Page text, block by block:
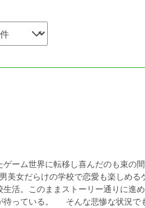
ゲーム世界に転移し喜んだのも束の
女だらけの学校で恋愛も楽しめる
生活。このままストーリー通りに進
待っている。 そんな悲惨な状況で